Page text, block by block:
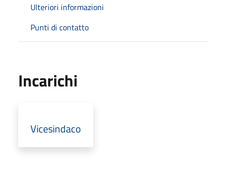
Ulteriori informazioni
Punti di contatto
Incarichi
Vicesindaco